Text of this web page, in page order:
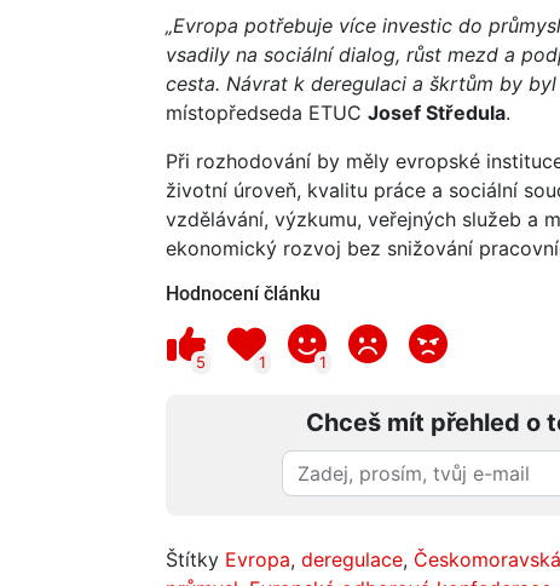
„Evropa potřebuje více investic do
vsadily na sociální dialog, růst mezd a
cesta. Návrat k deregulaci a škrtům by
místopředseda ETUC Josef Středula.
Při rozhodování by měly evropské
životní úroveň, kvalitu práce a sociální
vzdělávání, výzkumu, veřejných služeb a
ekonomický rozvoj bez snižování
Hodnocení článku
5 1 1
Chceš mít přehled o
Štítky Evropa, deregulace,